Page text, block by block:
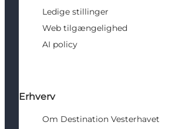
Ledige stillinger
Web tilgængelighed
AI policy
Erhverv
Om Destination Vesterhavet